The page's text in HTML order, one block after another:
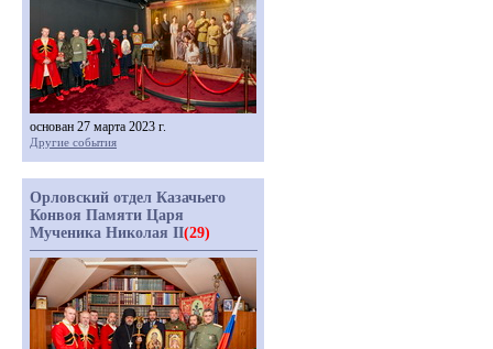
основан 27 марта 2023 г.
Другие события
Орловский отдел Казачьего
Конвоя Памяти Царя
Мученика Николая II(29)